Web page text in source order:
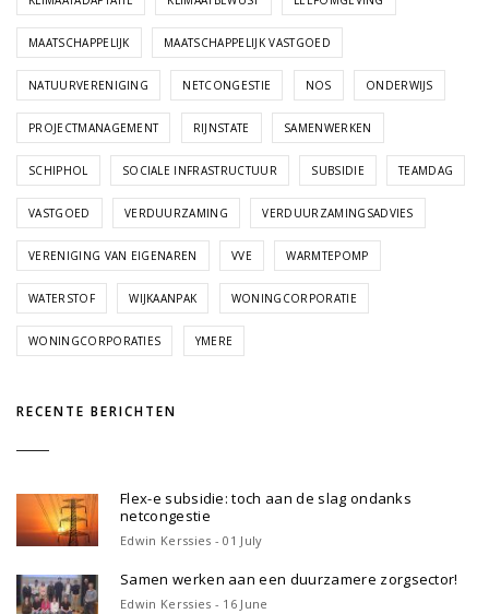
MAATSCHAPPELIJK MAATSCHAPPELIJK VASTGOED
NATUURVERENIGING NETCONGESTIE NOS ONDERWIJS
PROJECTMANAGEMENT RIJNSTATE SAMENWERKEN
SCHIPHOL SOCIALE INFRASTRUCTUUR SUBSIDIE TEAMDAG
VASTGOED VERDUURZAMING VERDUURZAMINGSADVIES
VERENIGING VAN EIGENAREN VVE WARMTEPOMP
WATERSTOF WIJKAANPAK WONINGCORPORATIE
WONINGCORPORATIES YMERE
RECENTE BERICHTEN
Flex-e subsidie: toch aan de slag ondanks
netcongestie
Edwin Kerssies - 01 July
Samen werken aan een duurzamere zorgsector!
Edwin Kerssies - 16 June